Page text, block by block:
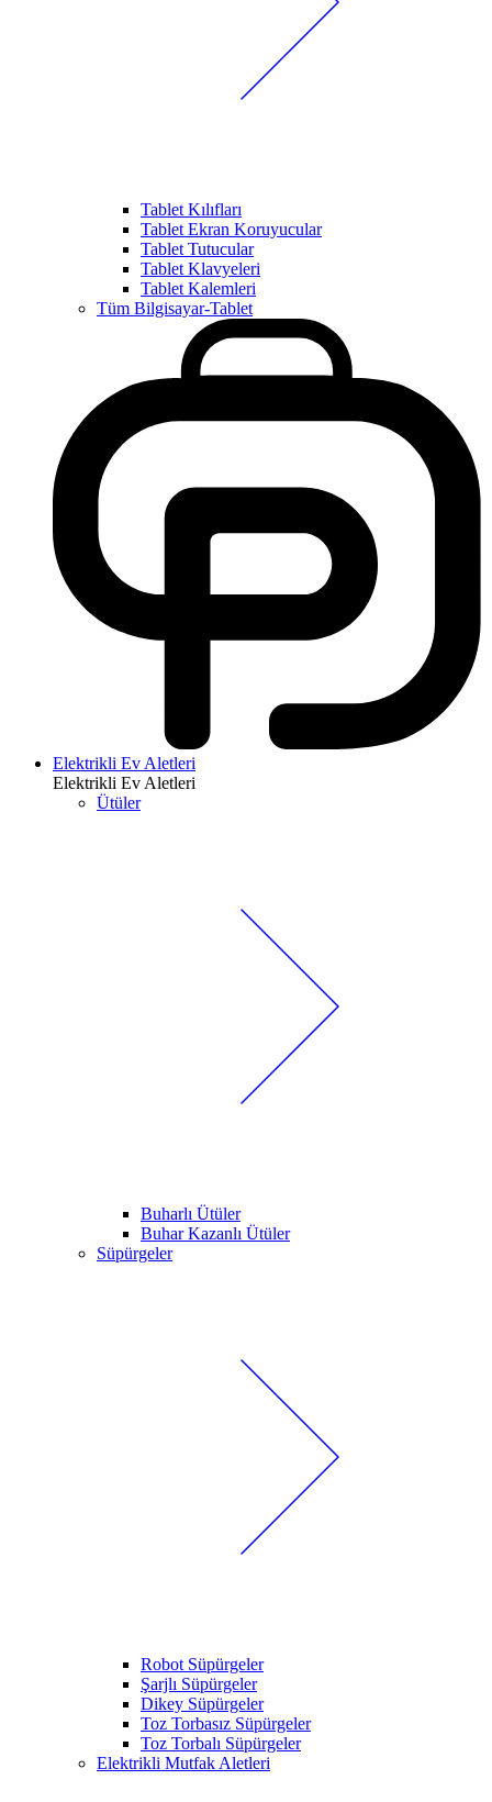
Tablet Kılıfları
Tablet Ekran Koruyucular
Tablet Tutucular
Tablet Klavyeleri
Tablet Kalemleri
Tüm Bilgisayar-Tablet
Elektrikli Ev Aletleri
Elektrikli Ev Aletleri
Ütüler
Buharlı Ütüler
Buhar Kazanlı Ütüler
Süpürgeler
Robot Süpürgeler
Şarjlı Süpürgeler
Dikey Süpürgeler
Toz Torbasız Süpürgeler
Toz Torbalı Süpürgeler
Elektrikli Mutfak Aletleri